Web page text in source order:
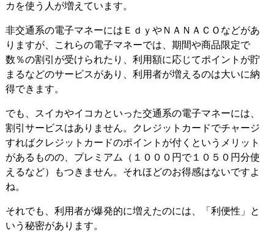
カを使う人が増えています。
非交通系の電子マネーにはＥｄｙやＮＡＮＡＣＯなどがあ
りますが、これらの電子マネーでは、期間や商品限定で
数％の割引が受けられたり、利用額に応じてポイントが貯
まるなどのサービスがあり、利用者が増えるのは大いに納
得できます。
でも、スイカやイコカといった交通系の電子マネーには、
割引サービスはありません。クレジットカードでチャージ
すればクレジットカードのポイントが付くというメリット
があるものの、プレミアム（１０００円で１０５０円分使
えるなど）もつきません。それほどのお得感はないですよ
ね。
それでも、利用者が爆発的に増えたのには、「利便性」と
いう秘密があります。